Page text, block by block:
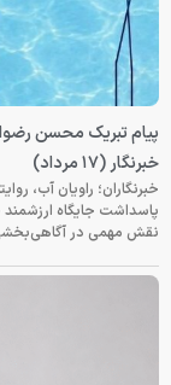
پیام تبریک محسن
خبرنگار (۱۷ مرداد)
پاسداشت جایگاه ارزشمند
نقش مهمی در